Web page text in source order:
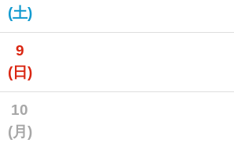
(土)
9
(日)
10
(月)